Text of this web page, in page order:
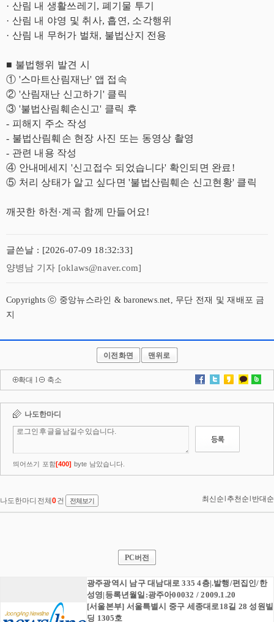
· 산림 내 생활쓰레기, 폐기물 투기
· 산림 내 야영 및 취사, 흡연, 소각행위
· 산림 내 무허가 벌채, 불법산지 전용
■ 불법행위 발견 시
① '스마트산림재난' 앱 접속
② '산림재난 신고하기' 클릭
③ '불법산림훼손신고' 클릭 후
- 피해지 주소 작성
- 불법산림훼손 현장 사진 또는 동영상 촬영
- 관련 내용 작성
④ 안내메세지 '신고접수 되었습니다' 확인되면 완료!
⑤ 처리 상태가 알고 싶다면 '불법산림훼손 신고현황' 클릭
깨끗한 하천·계곡 함께 만들어요!
글쓴날 : [2026-07-09 18:32:33]
양병남 기자 [oklaws@naver.com]
Copyrights ⓒ 중앙뉴스라인 & baronews.net, 무단 전재 및 재배포 금
지
이전화면 맨위로
확대 l 축소
PC버전
광주광역시 남구 대남대로 335 4층|.발행/편집인/한
성영|등록년월일:광주아00032 / 2009.1.20
[서울본부] 서울특별시 중구 세종대로18길 28 성원빌
딩 1305호